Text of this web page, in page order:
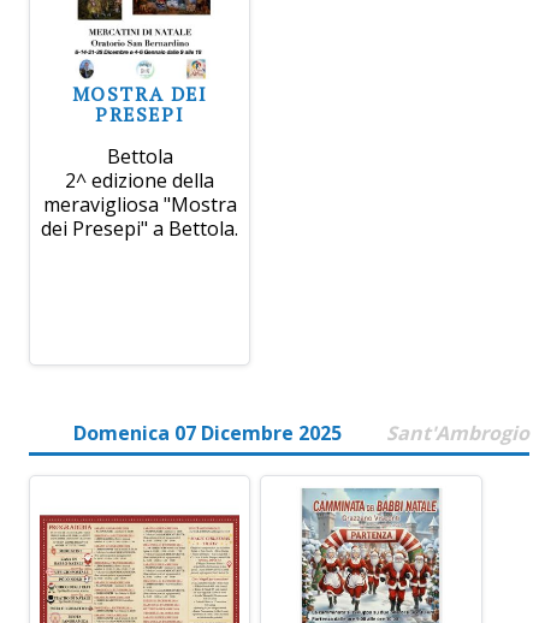
MOSTRA DEI
PRESEPI
Bettola
2^ edizione della
meravigliosa "Mostra
dei Presepi" a Bettola.
Domenica 07 Dicembre 2025 Sant'Ambrogio